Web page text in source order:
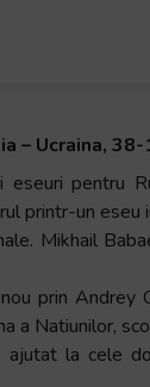
– Ucraina, 38-
eseuri pentru
printr-un
Mikhail
prin Andrey
a Natiunilor,
la cele